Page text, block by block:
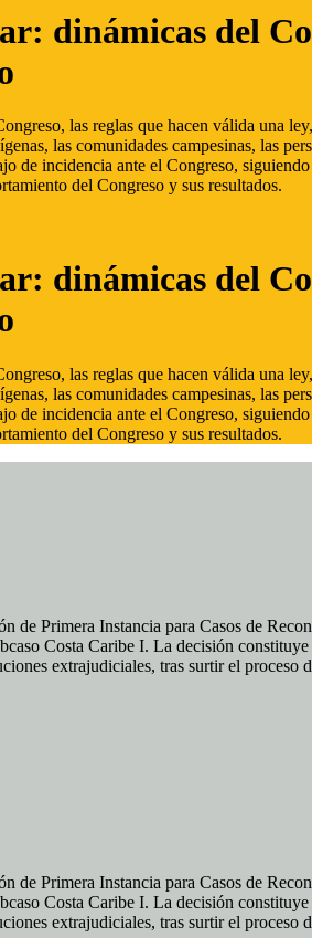
dinámicas del
las reglas que hacen válida una
las comunidades campesinas, las
de incidencia ante el Congreso,
del Congreso y sus resultados.
dinámicas del
las reglas que hacen válida una
las comunidades campesinas, las
de incidencia ante el Congreso,
del Congreso y sus resultados.
de Primera Instancia para Casos de
Costa Caribe I. La decisión
extrajudiciales, tras surtir el
de Primera Instancia para Casos de
Costa Caribe I. La decisión
extrajudiciales, tras surtir el